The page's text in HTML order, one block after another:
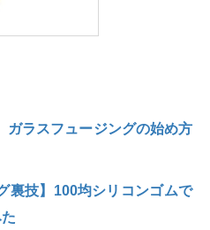
ガラスフュージングの始め方
裏技】100均シリコンゴムで